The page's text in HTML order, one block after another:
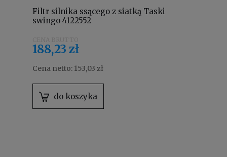
Filtr silnika ssącego z siatką Taski
swingo 4122552
188,23 zł
Cena netto: 153,03 zł
do koszyka